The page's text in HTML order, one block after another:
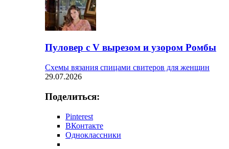
Пуловер с V вырезом и узором Ромбы
Схемы вязания спицами свитеров для женщин
29.07.2026
Поделиться:
Pinterest
ВКонтакте
Одноклассники